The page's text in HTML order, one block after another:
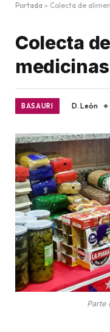
Portada » Colecta de
Colecta
BASAURI D. León
Parte